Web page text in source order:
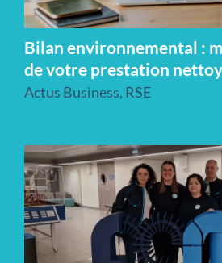
Bilan environnemental :
de votre prestation
Actus Business, RSE